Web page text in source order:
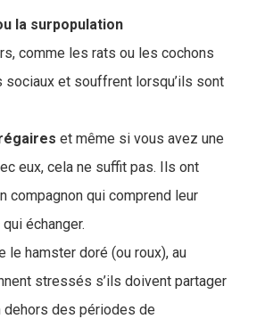
la surpopulation
comme les rats ou les cochons
sociaux et souffrent lorsqu’ils sont
et même si vous avez une
eux, cela ne suffit pas. Ils ont
compagnon qui comprend leur
échanger.
le hamster doré (ou roux), au
stressés s’ils doivent partager
dehors des périodes de